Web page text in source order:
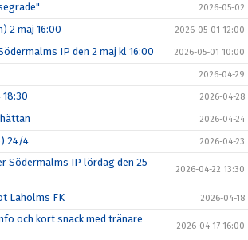
2026-05-02
2 maj 16:00 2026-05-01 12:00
IP den 2 maj kl 16:00 2026-05-01 10:00
2026-04-29
18:30 2026-04-28
2026-04-24
24/4 2026-04-23
Södermalms IP lördag den 25
2026-04-22 13:30
Laholms FK 2026-04-18
och kort snack med tränare
2026-04-17 16:00